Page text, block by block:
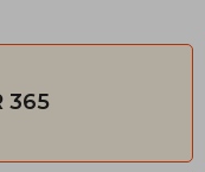
365